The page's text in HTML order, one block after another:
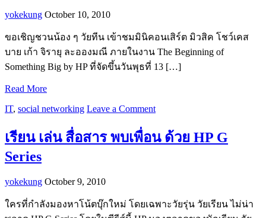
yokekung October 10, 2010
ขอเชิญชวนน้อง ๆ วัยทีน เข้าชมมินิคอนเสิร์ต มิวสิค โชว์เคส
บาย เก้า จิรายุ ละอองมณี ภายในงาน The Beginning of
Something Big by HP ที่จัดขึ้นวันพุธที่ 13 […]
Read More
IT, social networking Leave a Comment
เรียน เล่น สื่อสาร พบเพื่อน ด้วย HP G
Series
yokekung October 9, 2010
ใครที่กำลังมองหาโน้ตบุ๊กใหม่ โดยเฉพาะวัยรุ่น วัยเรียน ไม่น่า